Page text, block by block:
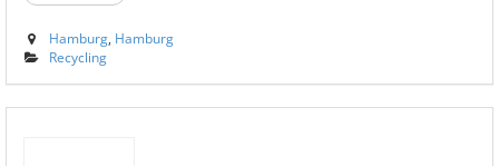
Hamburg, Hamburg
Recycling